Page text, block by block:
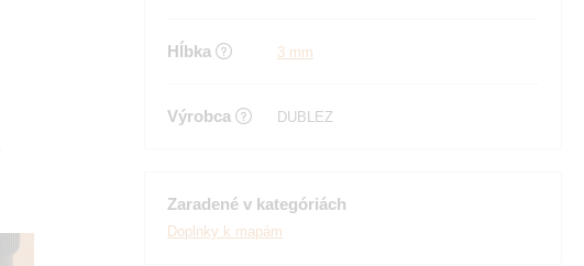
Hĺbka 3 mm
Výrobca DUBLEZ
Zaradené v kategóriách
Doplnky k mapám